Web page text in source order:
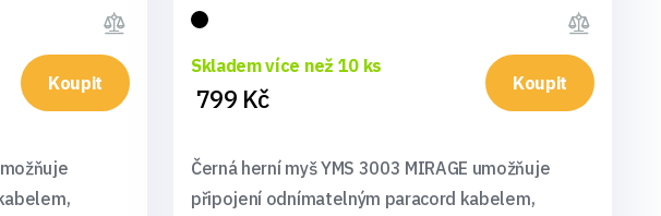
Koupit
Skladem více než 10 ks
799 Kč Koupit
Černá herní myš YMS 3003 MIRAGE umožňuje
připojení odnímatelným paracord kabelem,